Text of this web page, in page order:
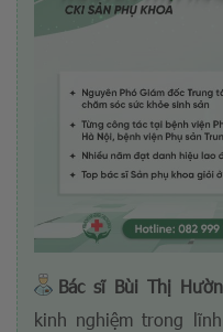
Bác sĩ Bùi Thị
kinh nghiệm trong